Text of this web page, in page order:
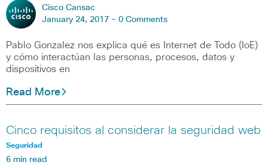
Cisco Cansac
January 24, 2017 - 0 Comments
Pablo Gonzalez nos explica qué es Internet de Todo (IoE)
y cómo interactúan las personas, procesos, datos y
dispositivos en
Read More
Cinco requisitos al considerar la seguridad web
Seguridad
6 min read